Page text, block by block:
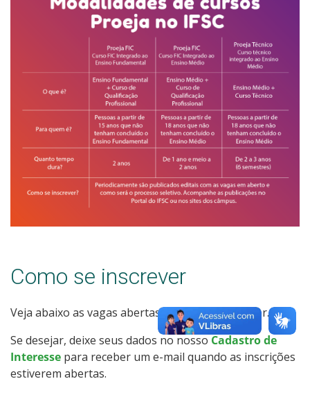
Provas e Gabaritos
Estatísticas dos Processos Seletivos
Como se inscrever
Veja abaixo as vagas abertas no Câmpus Caçador.
Se desejar, deixe seus dados no nosso Cadastro de
Interesse para receber um e-mail quando as inscrições
estiverem abertas.